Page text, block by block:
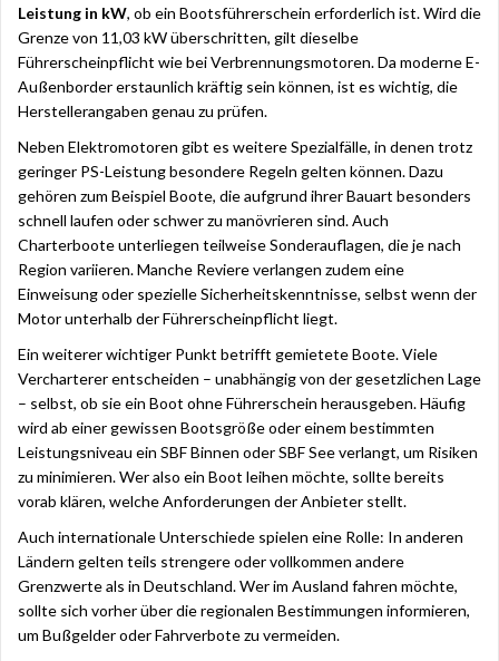
Leistung in kW, ob ein Bootsführerschein erforderlich ist. Wird die
Grenze von 11,03 kW überschritten, gilt dieselbe
Führerscheinpflicht wie bei Verbrennungsmotoren. Da moderne E-
Außenborder erstaunlich kräftig sein können, ist es wichtig, die
Herstellerangaben genau zu prüfen.
Neben Elektromotoren gibt es weitere Spezialfälle, in denen trotz
geringer PS-Leistung besondere Regeln gelten können. Dazu
gehören zum Beispiel Boote, die aufgrund ihrer Bauart besonders
schnell laufen oder schwer zu manövrieren sind. Auch
Charterboote unterliegen teilweise Sonderauflagen, die je nach
Region variieren. Manche Reviere verlangen zudem eine
Einweisung oder spezielle Sicherheitskenntnisse, selbst wenn der
Motor unterhalb der Führerscheinpflicht liegt.
Ein weiterer wichtiger Punkt betrifft gemietete Boote. Viele
Vercharterer entscheiden – unabhängig von der gesetzlichen Lage
– selbst, ob sie ein Boot ohne Führerschein herausgeben. Häufig
wird ab einer gewissen Bootsgröße oder einem bestimmten
Leistungsniveau ein SBF Binnen oder SBF See verlangt, um Risiken
zu minimieren. Wer also ein Boot leihen möchte, sollte bereits
vorab klären, welche Anforderungen der Anbieter stellt.
Auch internationale Unterschiede spielen eine Rolle: In anderen
Ländern gelten teils strengere oder vollkommen andere
Grenzwerte als in Deutschland. Wer im Ausland fahren möchte,
sollte sich vorher über die regionalen Bestimmungen informieren,
um Bußgelder oder Fahrverbote zu vermeiden.